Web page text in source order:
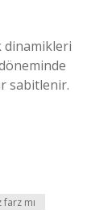
dinamikleri
sabitlenir.
farz mı